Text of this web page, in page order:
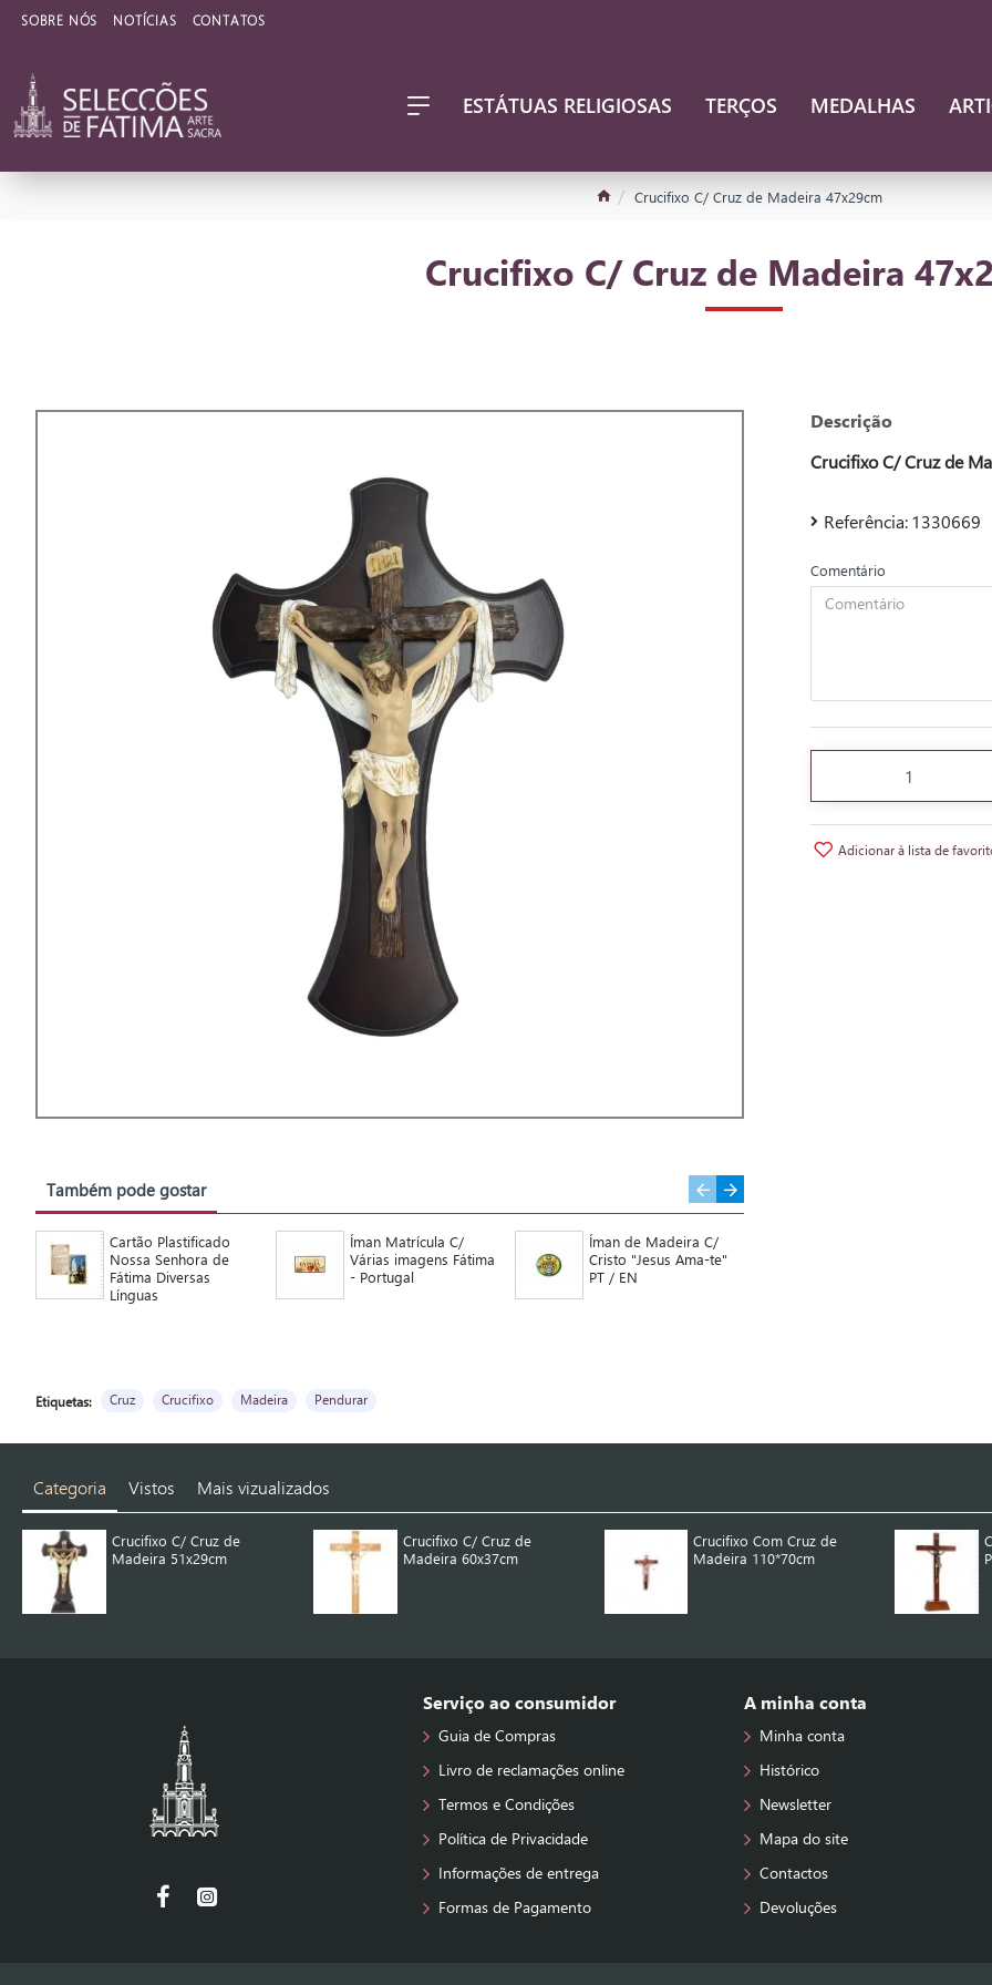
SOBRE NÓS NOTÍCIAS CONTATOS
ESTÁTUAS RELIGIOSAS TERÇOS MEDALHAS
Crucifixo C/ Cruz de Madeira 47x29cm
Crucifixo C/ Cruz de Madeira
Também pode gostar
Cartão Plastificado
Nossa Senhora de
Fátima Diversas
Línguas
Íman Matrícula C/
Várias imagens Fátima
- Portugal
Íman de Madeira C/
Cristo "Jesus Ama-te"
PT / EN
Descrição
Crucifixo C/ Cruz de
Referência:1330669
Comentário
Adicionar à lista de
Etiquetas: Cruz Crucifixo Madeira Pendurar
Categoria Vistos Mais vizualizados
Crucifixo C/ Cruz de
Madeira 51x29cm
Crucifixo C/ Cruz de
Madeira 60x37cm
Crucifixo Com Cruz de
Madeira 110*70cm
Serviço ao consumidor
Guia de Compras
Livro de reclamações online
Termos e Condições
Política de Privacidade
Informações de entrega
Formas de Pagamento
A minha conta
Minha conta
Histórico
Newsletter
Mapa do site
Contactos
Devoluções